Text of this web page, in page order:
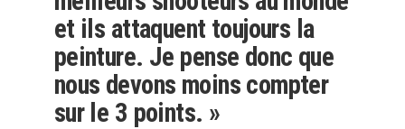
et ils attaquent toujours la
peinture. Je pense donc que
nous devons moins compter
sur le 3 points. »